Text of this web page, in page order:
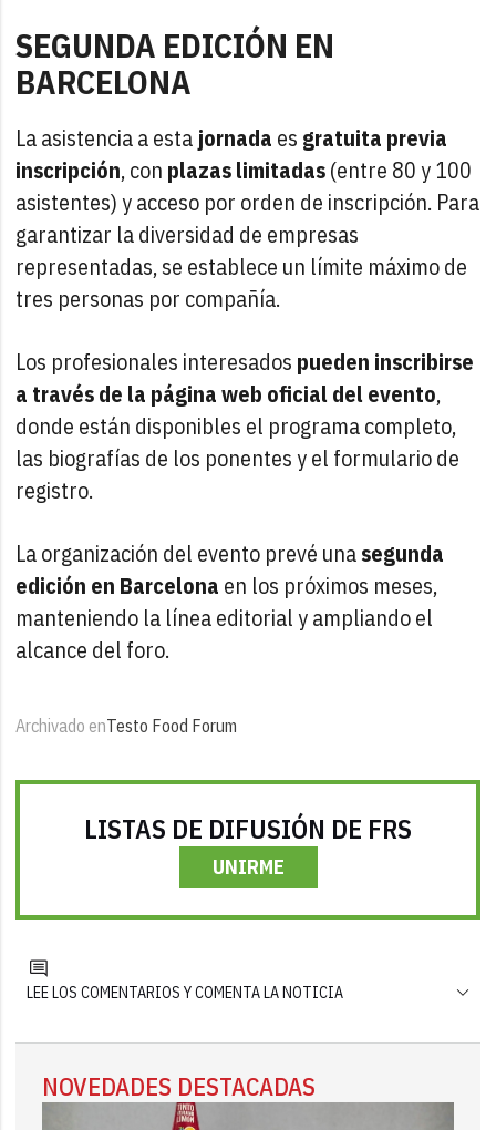
SEGUNDA EDICIÓN EN
BARCELONA
La asistencia a esta jornada es gratuita previa
inscripción, con plazas limitadas(entre 80 y 100
asistentes) y acceso por orden de inscripción. Para
garantizar la diversidad de empresas
representadas, se establece un límite máximo de
tres personas por compañía.
Los profesionales interesados pueden inscribirse
a través de la página web oficial del evento,
donde están disponibles el programa completo,
las biografías de los ponentes y el formulario de
registro.
La organización del evento prevé unasegunda
edición en Barcelona en los próximos meses,
manteniendo la línea editorial y ampliando el
alcance del foro.
Archivado enTesto Food Forum
LISTAS DE DIFUSIÓN DE FRS
UNIRME
LEE LOS COMENTARIOS Y COMENTA LA NOTICIA
NOVEDADES DESTACADAS